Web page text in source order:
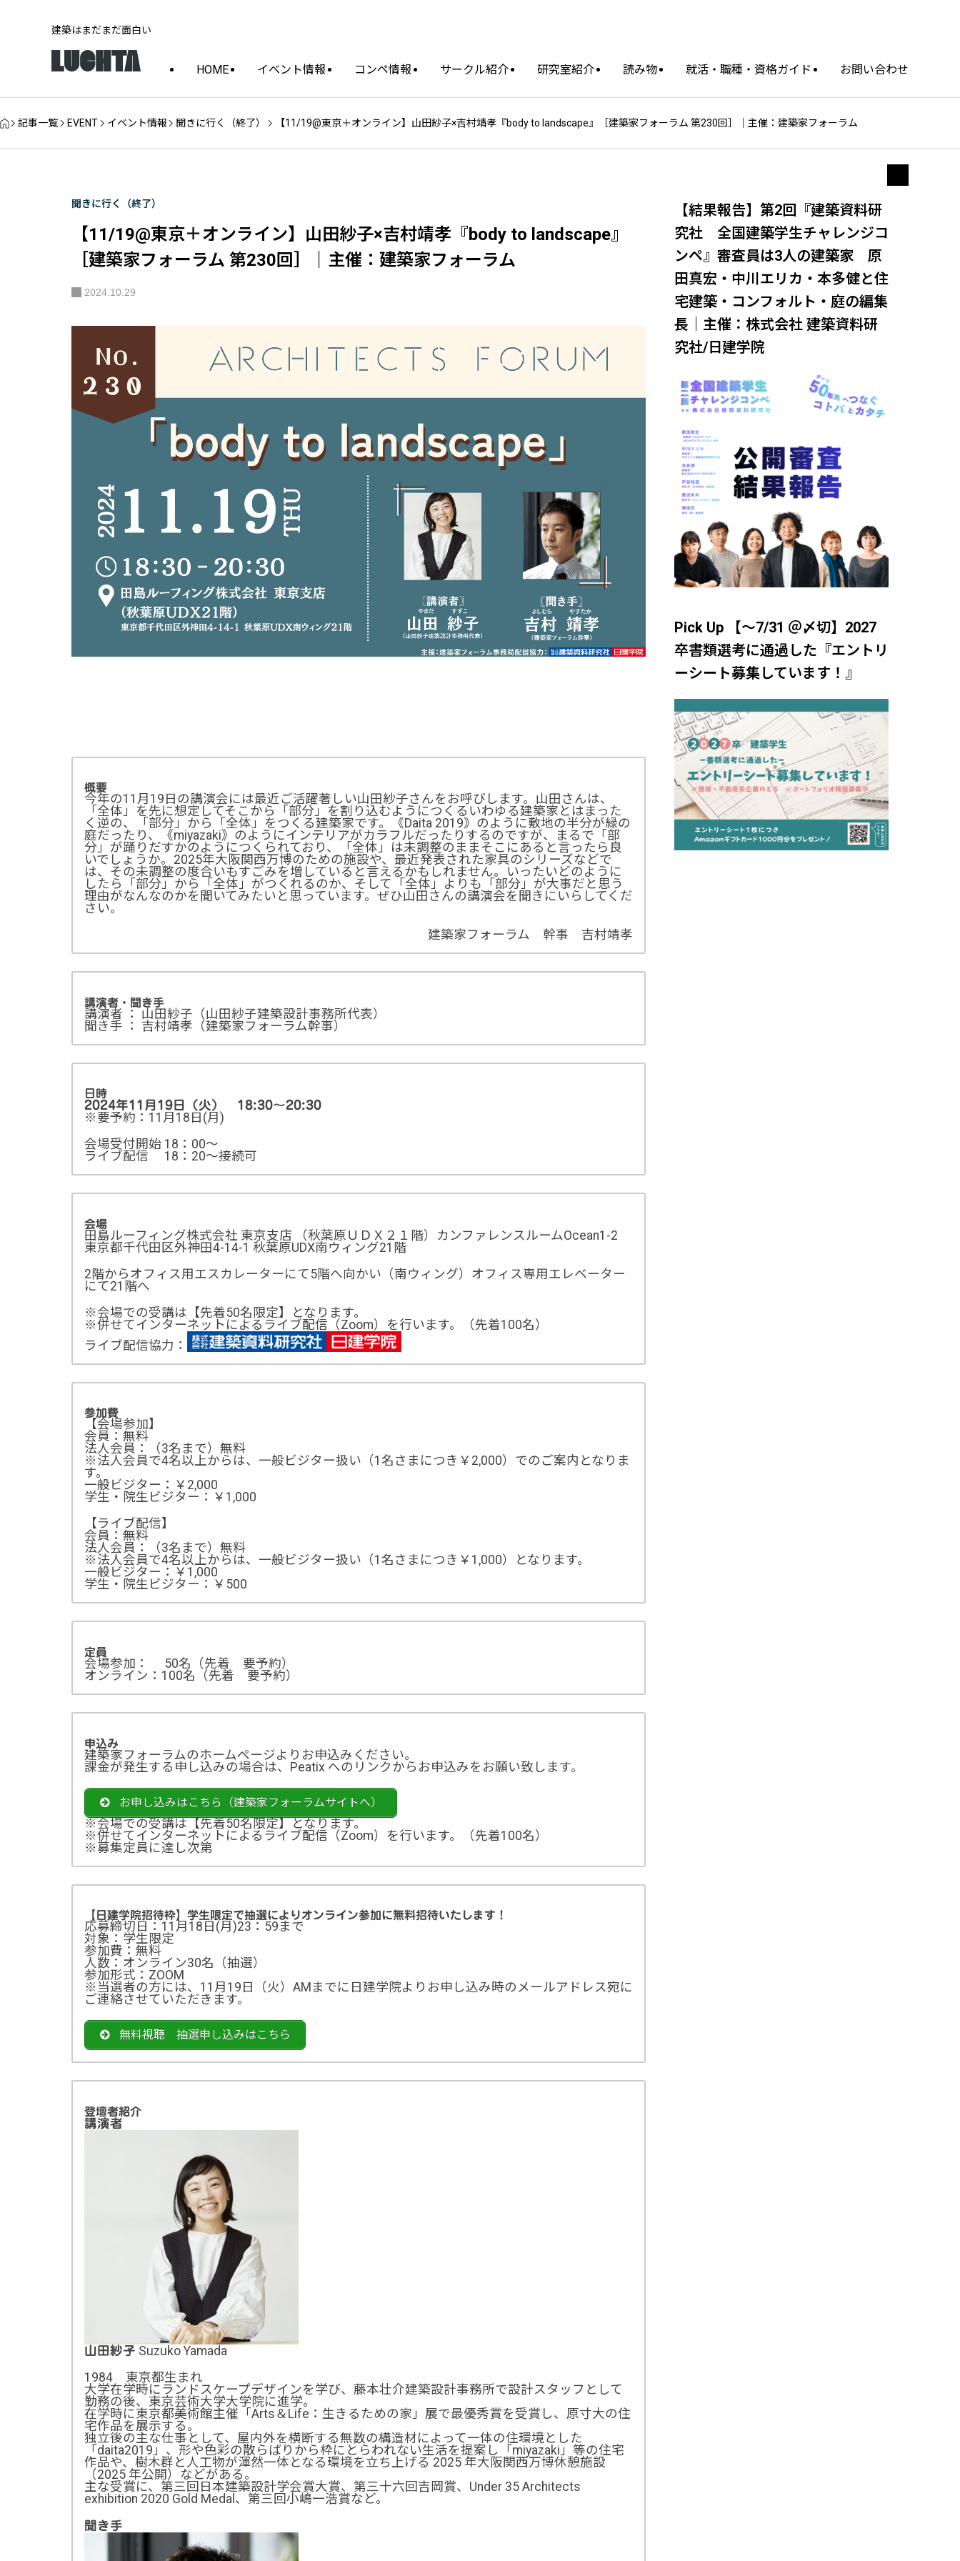
建築はまだまだ面白い
HOME イベント情報 コンペ情報 サークル紹介 研究室紹介 読み物 就活・職種・資格ガイド お問い合わせ
記事一覧 EVENT イベント情報 聞きに行く（終了） 【11/19@東京＋オンライン】山田紗子×吉村靖孝『body to landscape』［建築家フォーラム 第230回］｜主催：建築家フォーラム
聞きに行く（終了）
【11/19@東京＋オンライン】山田紗子×吉村靖孝『body to landscape』
［建築家フォーラム 第230回］｜主催：建築家フォーラム
2024.10.29
概要
今年の11月19日の講演会には最近ご活躍著しい山田紗子さんをお呼びします。山田さんは、
「全体」を先に想定してそこから「部分」を割り込むようにつくるいわゆる建築家とはまった
く逆の、「部分」から「全体」をつくる建築家です。《Daita 2019》のように敷地の半分が緑の
庭だったり、《miyazaki》のようにインテリアがカラフルだったりするのですが、まるで「部
分」が踊りだすかのようにつくられており、「全体」は未調整のままそこにあると言ったら良
いでしょうか。2025年大阪関西万博のための施設や、最近発表された家具のシリーズなどで
は、その未調整の度合いもすごみを増していると言えるかもしれません。いったいどのように
したら「部分」から「全体」がつくれるのか、そして「全体」よりも「部分」が大事だと思う
理由がなんなのかを聞いてみたいと思っています。ぜひ山田さんの講演会を聞きにいらしてくだ
さい。
建築家フォーラム 幹事 吉村靖孝
講演者・聞き手
講演者 ： 山田紗子（山田紗子建築設計事務所代表）
聞き手 ： 吉村靖孝（建築家フォーラム幹事）
日時
2024年11月19日（火） 18:30～20:30
※要予約：11月18日(月)
会場受付開始 18：00～
ライブ配信 18：20～接続可
会場
田島ルーフィング株式会社 東京支店 （秋葉原ＵＤＸ２１階）カンファレンスルームOcean1-2
東京都千代田区外神田4-14-1 秋葉原UDX南ウィング21階
2階からオフィス用エスカレーターにて5階へ向かい（南ウィング）オフィス専用エレベーター
にて21階へ
※会場での受講は【先着50名限定】となります。
※併せてインターネットによるライブ配信（Zoom）を行います。（先着100名）
ライブ配信協力：
参加費
【会場参加】
会員：無料
法人会員：（3名まで）無料
※法人会員で4名以上からは、一般ビジター扱い（1名さまにつき￥2,000）でのご案内となりま
す。
一般ビジター：￥2,000
学生・院生ビジター：￥1,000
【ライブ配信】
会員：無料
法人会員：（3名まで）無料
※法人会員で4名以上からは、一般ビジター扱い（1名さまにつき￥1,000）となります。
一般ビジター：￥1,000
学生・院生ビジター：￥500
定員
会場参加： 50名（先着 要予約）
オンライン：100名（先着 要予約）
申込み
建築家フォーラムのホームページよりお申込みください。
課金が発生する申し込みの場合は、Peatix へのリンクからお申込みをお願い致します。
お申し込みはこちら（建築家フォーラムサイトへ）
※会場での受講は【先着50名限定】となります。
※併せてインターネットによるライブ配信（Zoom）を行います。（先着100名）
※募集定員に達し次第
【日建学院招待枠】学生限定で抽選によりオンライン参加に無料招待いたします！
応募締切日：11月18日(月)23：59まで
対象：学生限定
参加費：無料
人数：オンライン30名（抽選）
参加形式：ZOOM
※当選者の方には、11月19日（火）AMまでに日建学院よりお申し込み時のメールアドレス宛に
ご連絡させていただきます。
無料視聴 抽選申し込みはこちら
登壇者紹介
講演者
山田紗子 Suzuko Yamada
1984 東京都生まれ
大学在学時にランドスケープデザインを学び、藤本壮介建築設計事務所で設計スタッフとして
勤務の後、東京芸術大学大学院に進学。
在学時に東京都美術館主催「Arts＆Life：生きるための家」展で最優秀賞を受賞し、原寸大の住
宅作品を展示する。
独立後の主な仕事として、屋内外を横断する無数の構造材によって一体の住環境とした
「daita2019」、形や色彩の散らばりから枠にとらわれない生活を提案し「miyazaki」等の住宅
作品や、樹木群と人工物が渾然一体となる環境を立ち上げる 2025 年大阪関西万博休憩施設
（2025 年公開）などがある。
主な受賞に、第三回日本建築設計学会賞大賞、第三十六回吉岡賞、Under 35 Architects
exhibition 2020 Gold Medal、第三回小嶋一浩賞など。
聞き手
【結果報告】第2回『建築資料研
究社 全国建築学生チャレンジコ
ンペ』審査員は3人の建築家 原
田真宏・中川エリカ・本多健と住
宅建築・コンフォルト・庭の編集
長｜主催：株式会社 建築資料研
究社/日建学院
Pick Up 【～7/31 ＠〆切】2027
卒書類選考に通過した『エントリ
ーシート募集しています！』